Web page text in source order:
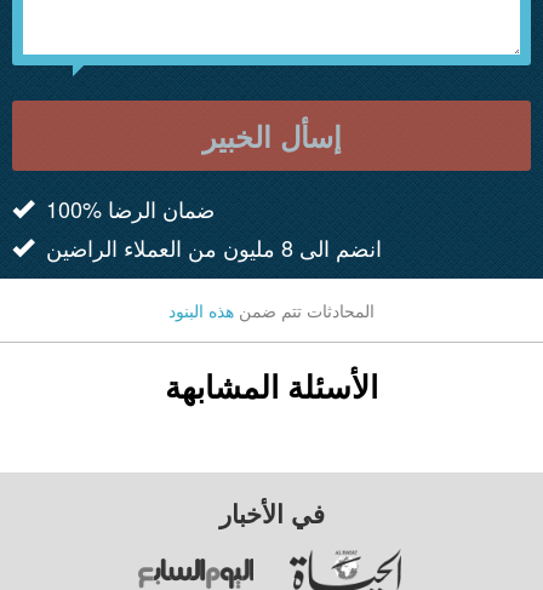
إسأل الخبير
100% ضمان الرضا
انضم الى 8 مليون من العملاء الراضين
المحادثات تتم ضمن هذه البنود
الأسئلة المشابهة
في الأخبار